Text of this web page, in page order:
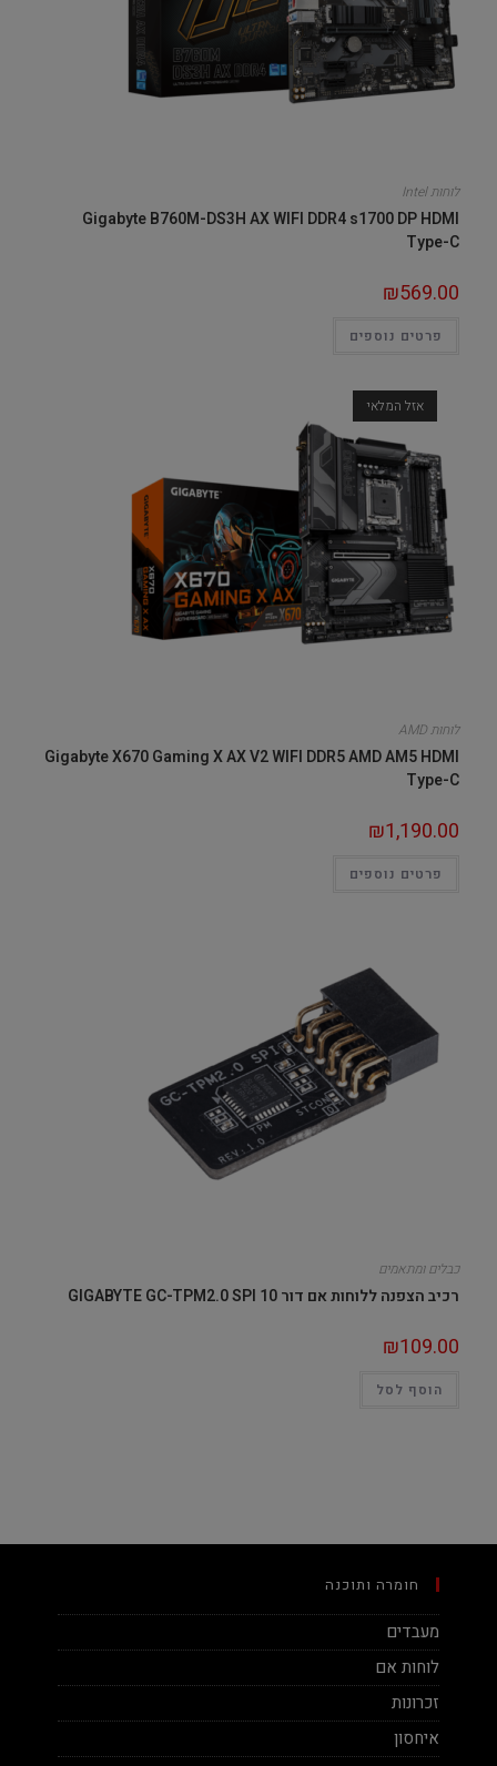
לוחות Intel
Gigabyte B760M-DS3H AX WIFI DDR4 s1700 DP HDMI
Type-C
₪569.00
פרטים נוספים
אזל המלאי
לוחות AMD
Gigabyte X670 Gaming X AX V2 WIFI DDR5 AMD AM5 HDMI
Type-C
₪1,190.00
פרטים נוספים
כבלים ומתאמים
רכיב הצפנה ללוחות אם דור 10 GIGABYTE GC-TPM2.0 SPI
₪109.00
הוסף לסל
חומרה ותוכנה
מעבדים
לוחות אם
זכרונות
איחסון